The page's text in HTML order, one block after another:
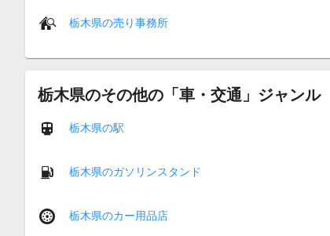
栃木県の売り事務所
栃木県のその他の「車・交通」ジャンル
栃木県の駅
栃木県のガソリンスタンド
栃木県のカー用品店